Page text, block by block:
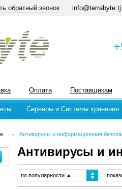
обратный звонок info@terrabyte.tj
Оплата Поставщикам
Серверы и Системы хранения
Антивирусы и информационная
Антивирусы и
по популярности